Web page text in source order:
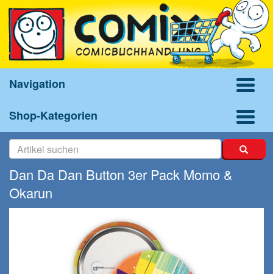
Navigation
Shop-Kategorien
Dan Da Dan Button 3er Pack Momo &
Okarun